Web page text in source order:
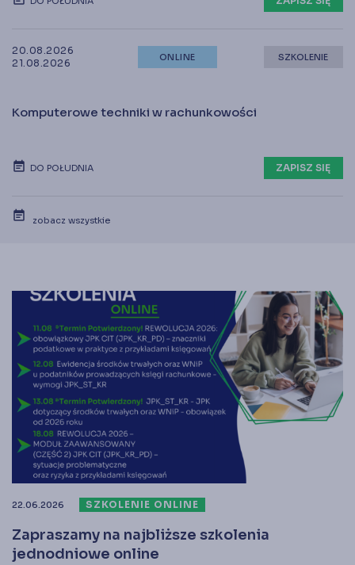
20.08.2026
21.08.2026
ONLINE SZKOLENIE
Komputerowe techniki w rachunkowości
DO POŁUDNIA ZAPISZ SIĘ
zobacz wszystkie
22.06.2026 SZKOLENIE ONLINE
Zapraszamy na najbliższe szkolenia
jednodniowe online